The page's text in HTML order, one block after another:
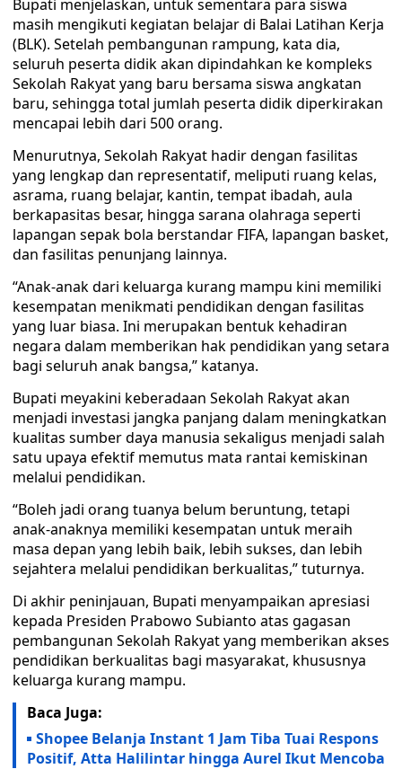
Bupati menjelaskan, untuk sementara para siswa
masih mengikuti kegiatan belajar di Balai Latihan Kerja
(BLK). Setelah pembangunan rampung, kata dia,
seluruh peserta didik akan dipindahkan ke kompleks
Sekolah Rakyat yang baru bersama siswa angkatan
baru, sehingga total jumlah peserta didik diperkirakan
mencapai lebih dari 500 orang.
Menurutnya, Sekolah Rakyat hadir dengan fasilitas
yang lengkap dan representatif, meliputi ruang kelas,
asrama, ruang belajar, kantin, tempat ibadah, aula
berkapasitas besar, hingga sarana olahraga seperti
lapangan sepak bola berstandar FIFA, lapangan basket,
dan fasilitas penunjang lainnya.
“Anak-anak dari keluarga kurang mampu kini memiliki
kesempatan menikmati pendidikan dengan fasilitas
yang luar biasa. Ini merupakan bentuk kehadiran
negara dalam memberikan hak pendidikan yang setara
bagi seluruh anak bangsa,” katanya.
Bupati meyakini keberadaan Sekolah Rakyat akan
menjadi investasi jangka panjang dalam meningkatkan
kualitas sumber daya manusia sekaligus menjadi salah
satu upaya efektif memutus mata rantai kemiskinan
melalui pendidikan.
“Boleh jadi orang tuanya belum beruntung, tetapi
anak-anaknya memiliki kesempatan untuk meraih
masa depan yang lebih baik, lebih sukses, dan lebih
sejahtera melalui pendidikan berkualitas,” tuturnya.
Di akhir peninjauan, Bupati menyampaikan apresiasi
kepada Presiden Prabowo Subianto atas gagasan
pembangunan Sekolah Rakyat yang memberikan akses
pendidikan berkualitas bagi masyarakat, khususnya
keluarga kurang mampu.
Baca Juga:
Shopee Belanja Instant 1 Jam Tiba Tuai Respons
Positif, Atta Halilintar hingga Aurel Ikut Mencoba